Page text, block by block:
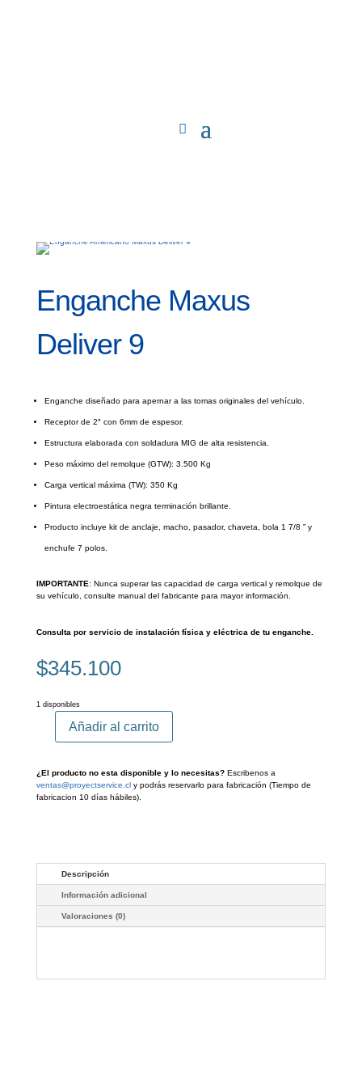
Enganche Maxus
Deliver 9
Enganche diseñado para apernar a las tomas originales del vehículo.
Receptor de 2″ con 6mm de espesor.
Estructura elaborada con soldadura MIG de alta resistencia.
Peso máximo del remolque (GTW): 3.500 Kg
Carga vertical máxima (TW): 350 Kg
Pintura electroestática negra terminación brillante.
Producto incluye kit de anclaje, macho, pasador, chaveta, bola 1 7/8 ” y
enchufe 7 polos.
IMPORTANTE: Nunca superar las capacidad de carga vertical y remolque de
su vehículo, consulte manual del fabricante para mayor información.
Consulta por servicio de instalación física y eléctrica de tu enganche.
$345.100
1 disponibles
Enganche
Maxus
cantidad
Añadir al carrito
¿El producto no esta disponible y lo necesitas?Escribenos a
ventas@proyectservice.cly podrás reservarlo para fabricación (Tiempo de
fabricacion 10 días hábiles).
Descripción
Información adicional
Valoraciones (0)